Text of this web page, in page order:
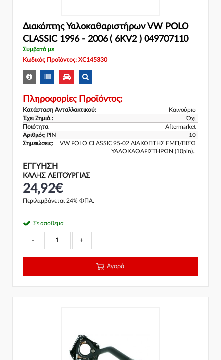
Διακόπτης Υαλοκαθαριστήρων VW POLO
CLASSIC 1996 - 2006 ( 6KV2 ) 049707110
Συμβατό με
Κωδικός Προϊόντος: XC145330
Πληροφορίες Προϊόντος:
Κατάσταση Ανταλλακτικού:
Καινούριο
Έχει Ζημιά :
Όχι
Ποιότητα
Aftermarket
Αριθμός PIN
10
Σημειώσεις:
VW POLO CLASSIC 95-02 ΔΙΑΚΟΠΤΗΣ ΕΜΠ/ΠΙΣΩ
ΥΑΛΟΚΑΘΑΡΙΣΤΗΡΩΝ (10pin)..
ΕΓΓΎΗΣΗ
ΚΑΛΗΣ ΛΕΙΤΟΥΡΓΙΑΣ
24,92€
Περιλαμβάνεται 24% ΦΠΑ.
Σε απόθεμα
- +
Αγορά